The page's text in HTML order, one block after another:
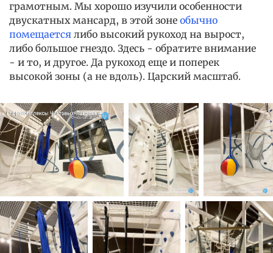
грамотным. Мы хорошо изучили особенности
двускатных мансард, в этой зоне обычно
помещается либо высокий рукоход на вырост,
либо большое гнездо. Здесь - обратите внимание
- и то, и другое. Да рукоход еще и поперек
высокой зоны (а не вдоль). Царский масштаб.